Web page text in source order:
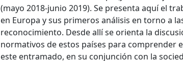
(mayo 2018-junio 2019). Se presenta aquí el
en Europa y sus primeros análisis en torno a
reconocimiento. Desde allí se orienta la
normativos de estos países para comprender
este entramado, en su conjunción con la